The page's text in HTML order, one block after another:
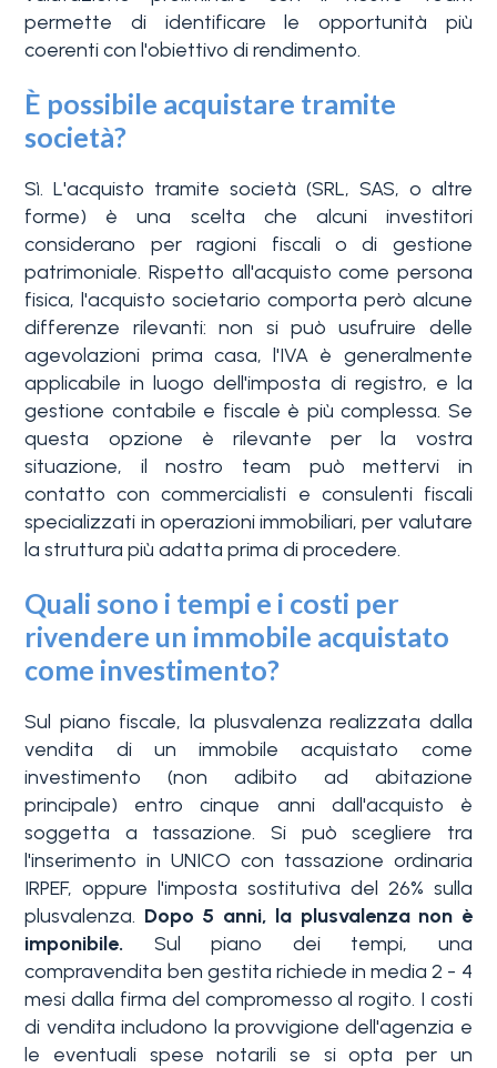
permette di identificare le opportunità più
coerenti con l'obiettivo di rendimento.
È possibile acquistare tramite
società?
Sì. L'acquisto tramite società (SRL, SAS, o altre
forme) è una scelta che alcuni investitori
considerano per ragioni fiscali o di gestione
patrimoniale. Rispetto all'acquisto come persona
fisica, l'acquisto societario comporta però alcune
differenze rilevanti: non si può usufruire delle
agevolazioni prima casa, l'IVA è generalmente
applicabile in luogo dell'imposta di registro, e la
gestione contabile e fiscale è più complessa. Se
questa opzione è rilevante per la vostra
situazione, il nostro team può mettervi in
contatto con commercialisti e consulenti fiscali
specializzati in operazioni immobiliari, per valutare
la struttura più adatta prima di procedere.
Quali sono i tempi e i costi per
rivendere un immobile acquistato
come investimento?
Sul piano fiscale, la plusvalenza realizzata dalla
vendita di un immobile acquistato come
investimento (non adibito ad abitazione
principale) entro cinque anni dall'acquisto è
soggetta a tassazione. Si può scegliere tra
l'inserimento in UNICO con tassazione ordinaria
IRPEF, oppure l'imposta sostitutiva del 26% sulla
plusvalenza. Dopo 5 anni, la plusvalenza non è
imponibile. Sul piano dei tempi, una
compravendita ben gestita richiede in media 2 - 4
mesi dalla firma del compromesso al rogito. I costi
di vendita includono la provvigione dell'agenzia e
le eventuali spese notarili se si opta per un